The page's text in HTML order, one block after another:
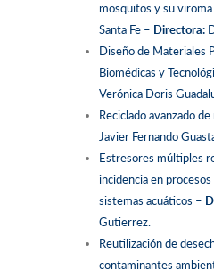
mosquitos y su viroma
Santa Fe – Directora:
Diseño de Materiales
Biomédicas y
Verónica Doris
Reciclado avanzado
Javier Fernando
Estresores múltiples
incidencia en
sistemas acuáticos –
Gutierrez.
Reutilización de
contaminantes